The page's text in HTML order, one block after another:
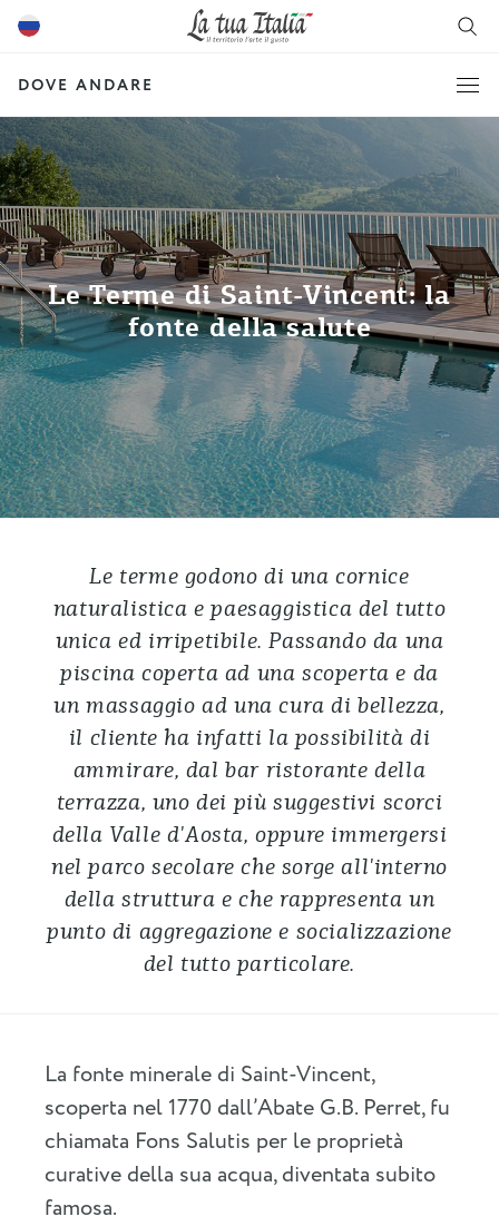
DOVE ANDARE
Le Terme di Saint-Vincent: la
fonte della salute
Le terme godono di una cornice
naturalistica e paesaggistica del tutto
unica ed irripetibile. Passando da una
piscina coperta ad una scoperta e da
un massaggio ad una cura di bellezza,
il cliente ha infatti la possibilità di
ammirare, dal bar ristorante della
terrazza, uno dei più suggestivi scorci
della Valle d'Aosta, oppure immergersi
nel parco secolare che sorge all'interno
della struttura e che rappresenta un
punto di aggregazione e socializzazione
del tutto particolare.
La fonte minerale di Saint-Vincent,
scoperta nel 1770 dall’Abate G.B. Perret, fu
chiamata Fons Salutis per le proprietà
curative della sua acqua, diventata subito
famosa.